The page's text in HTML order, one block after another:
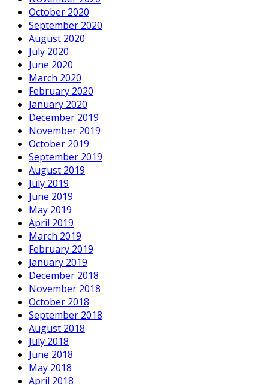
October 2020
September 2020
August 2020
July 2020
June 2020
March 2020
February 2020
January 2020
December 2019
November 2019
October 2019
September 2019
August 2019
July 2019
June 2019
May 2019
April 2019
March 2019
February 2019
January 2019
December 2018
November 2018
October 2018
September 2018
August 2018
July 2018
June 2018
May 2018
April 2018